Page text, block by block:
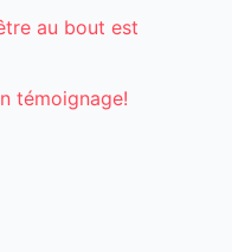
au bout est
témoignage!